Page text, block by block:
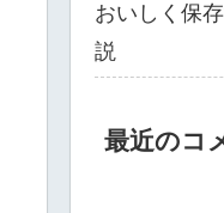
おいしく保
説
最近のコ